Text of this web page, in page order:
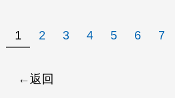
1 2 3 4 5 6 7
返回